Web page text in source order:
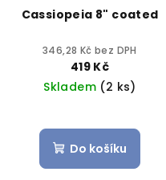
Cassiopeia 8" coated
346,28 Kč bez DPH
419 Kč
Skladem (2 ks)
Do košíku